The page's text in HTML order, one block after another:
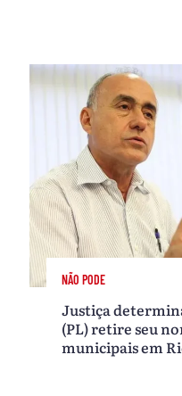
NÃO PODE
Justiça
(PL) retire seu
municipais em